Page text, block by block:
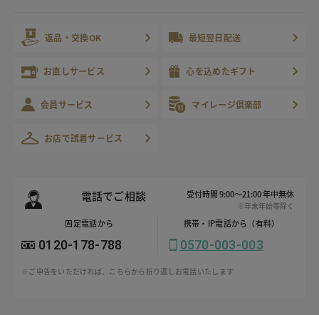
返品・交換OK 最短翌日配送
お直しサービス 心を込めたギフト
会員サービス マイレージ倶楽部
お店で試着サービス
電話でご相談 受付時間 9:00～21:00 年中無休
※年末年始等除く
固定電話から
0120-178-788
携帯・IP電話から（有料）
0570-003-003
※ご申告をいただければ、こちらから折り返しお電話いたします